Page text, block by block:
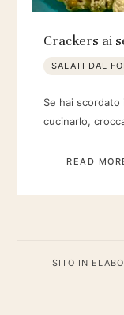
Crackers ai
SALATI DAL
Se hai
cucinarlo,
READ
SITO IN